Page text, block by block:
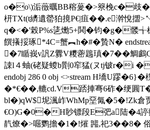
o�o\)洉藢曞BB穃蓌�>簝梚c�歧�
枅TXt(t纃遺罃狛摬P€|疽��.e澣悅
q�<�'榖P%s乼爋5+鬨�钧�g�髅
饌攁挼琢*4C=蟹︻h�#�贄N�
�7瞃峩v訉Z釁V糭蔤鶗瑱�7��鯛
誎l４蚰(硓疑蝬b劕0窂猛(ヌtj铍r�i
endobj 286 0 obj <>stream H墧U蹘
�*€��,轆cd.V踎捙弿 6砟�
bl�)qW$坭渢岞WhMp堊氞�5�!Zk
€O)G�0�H眇镖段 E弝a陆�4諪
靔燎�>啒鹦擔�1�!熣 嘂,祀3� �8� 